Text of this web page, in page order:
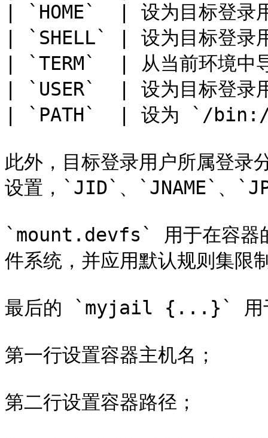
| `HOME`  | 设为目标登
| `SHELL` | 设为目标登
| `TERM`  | 从当前环
| `USER`  | 设为目标
| `PATH`  | 设为 `/
此外，目标登录用户所属登录
设置，`JID`、`JNAME`、
`mount.devfs` 用于在容
件系统，并应用默认规则集限
最后的 `myjail {...}` 用
第一行设置容器主机名；
第二行设置容器路径；